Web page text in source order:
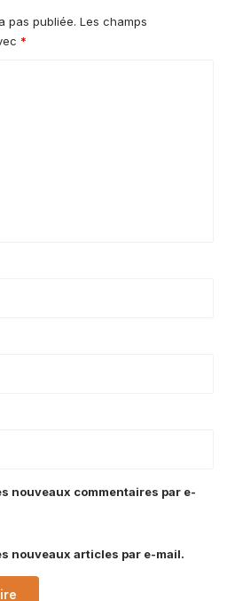
pas publiée. Les champs
*
nouveaux commentaires par e-
nouveaux articles par e-mail.